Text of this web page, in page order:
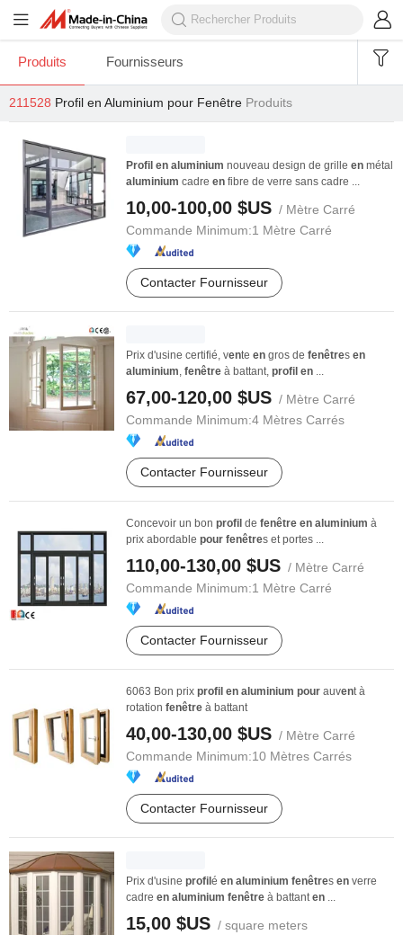
Produits Fournisseurs
211528 Profil en Aluminium pour Fenêtre Produits
Profil en aluminium nouveau design de grille en métal
aluminium cadre en fibre de verre sans cadre ...
10,00-100,00 $US / Mètre Carré
Commande Minimum:1 Mètre Carré
Contacter Fournisseur
Prix d'usine certifié, vente en gros de fenêtres en
aluminium, fenêtre à battant, profil en ...
67,00-120,00 $US / Mètre Carré
Commande Minimum:4 Mètres Carrés
Contacter Fournisseur
Concevoir un bon profil de fenêtre en aluminium à
prix abordable pour fenêtres et portes ...
110,00-130,00 $US / Mètre Carré
Commande Minimum:1 Mètre Carré
Contacter Fournisseur
6063 Bon prix profil en aluminium pour auvent à
rotation fenêtre à battant
40,00-130,00 $US / Mètre Carré
Commande Minimum:10 Mètres Carrés
Contacter Fournisseur
Prix d'usine profil é en aluminium fenêtres en verre
cadre en aluminium fenêtre à battanten ...
15,00 $US / square meters